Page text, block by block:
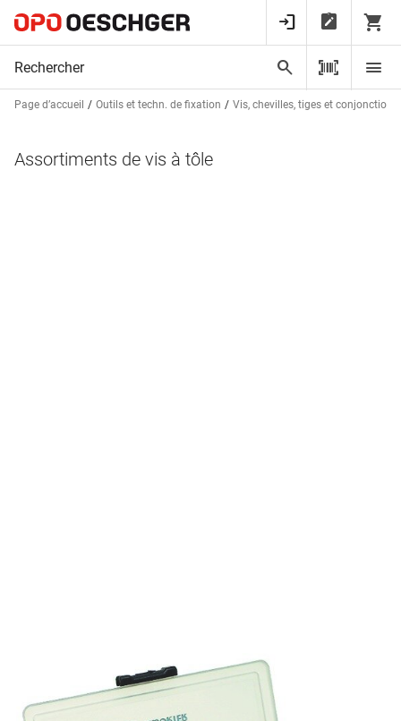
Page d’accueil Outils et techn. de fixation Vis, chevilles, tiges et conjonctions
Assortiments de vis à tôle